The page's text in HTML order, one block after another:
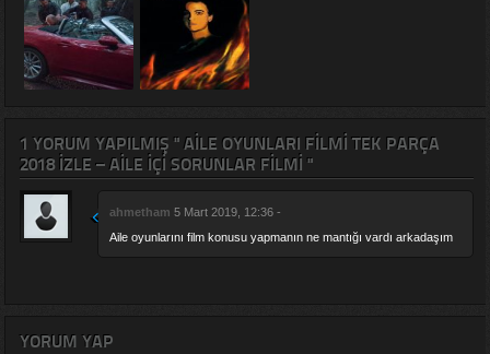
1 YORUM YAPILMIŞ " AILE OYUNLARI FILMI TEK PARÇA
2018 IZLE – AILE IÇI SORUNLAR FILMI "
ahmetham 5 Mart 2019, 12:36 -
Aile oyunlarını film konusu yapmanın ne mantığı vardı arkadaşım
YORUM YAP